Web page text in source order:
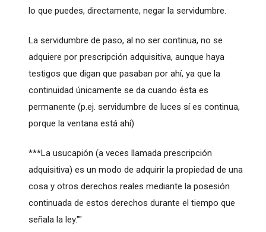
lo que puedes, directamente, negar la servidumbre.
La servidumbre de paso, al no ser continua, no se
adquiere por prescripción adquisitiva, aunque haya
testigos que digan que pasaban por ahí, ya que la
continuidad únicamente se da cuando ésta es
permanente (p.ej. servidumbre de luces sí es continua,
porque la ventana está ahí)
***La usucapión (a veces llamada prescripción
adquisitiva) es un modo de adquirir la propiedad de una
cosa y otros derechos reales mediante la posesión
continuada de estos derechos durante el tiempo que
señala la ley.""